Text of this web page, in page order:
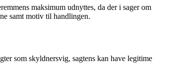
maksimum udnyttes, da der i sager om
samt motiv til handlingen.
som skyldnersvig, sagtens kan have legitime